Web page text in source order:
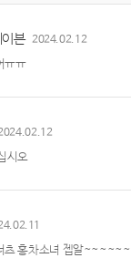
븐 2024.02.12
ㅠㅠ
시오
츠 홍차소녀 젭알